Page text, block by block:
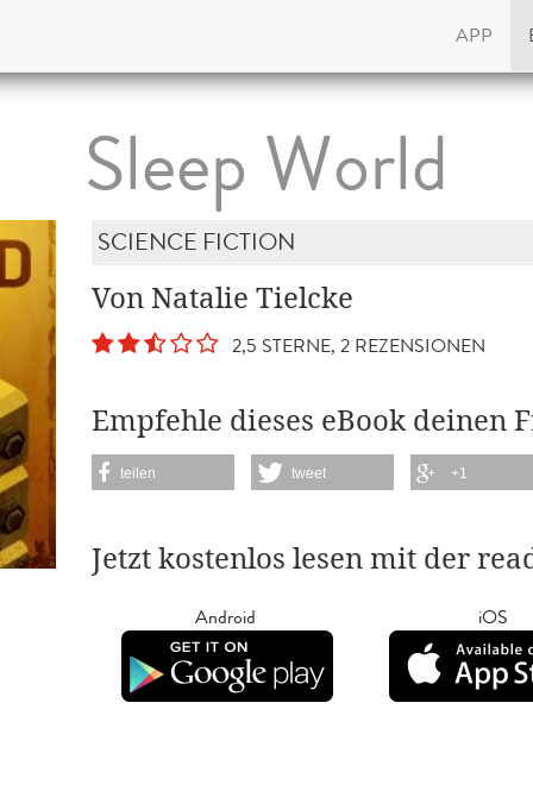
APP
Sleep World
SCIENCE FICTION
Von Natalie Tielcke
2,5 STERNE, 2 REZENSIONEN
Empfehle dieses eBook deinen
teilen tweet +1
Jetzt kostenlos lesen mit der
Android iOS